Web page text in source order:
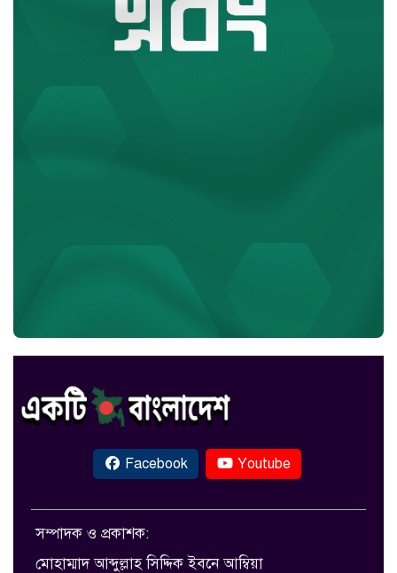
Facebook Youtube
সম্পাদক ও প্রকাশক:
মোহাম্মাদ আব্দুল্লাহ সিদ্দিক ইবনে আম্বিয়া